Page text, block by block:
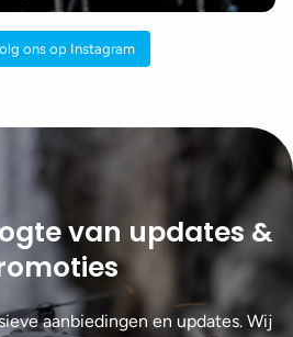
ons op Instagram
van updates &
aanbiedingen en updates. Wij